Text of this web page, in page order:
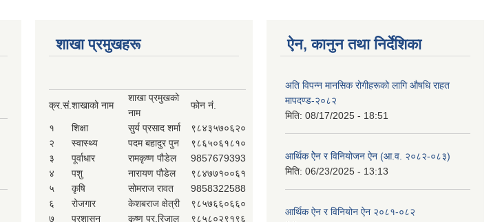
शाखा प्रमुखहरू
क्र.सं.शाखाको नाम
शाखा प्रमुखको
नाम
फोन नं.
१ शिक्षा सुर्य प्रसाद शर्मा
९८४३५७०६२०
२
स्वास्थ्य पदम बहादुर पुन
९८६५०६१८१०
३
पूर्वाधार रामकृष्ण पौडेल
9857679393
४
पशु नारायण पौडेल
९८४७७१००६१
५
कृषि सोमराज रावत
9858322588
६
रोजगार केशबराज क्षेत्री
९८५७६६०६६०
७
प्रशासन कृष्ण प्र.रिजाल ९८५८०२९१९६
ऐन, कानुन तथा निर्देशिका
अति विपन्न मानसिक रोगीहरूको लागि औषधि राहत
मापदण्ड-२०८२
मिति: 08/17/2025 - 18:51
आर्थिक ऐेन र विनियोजन ऐन (आ.व. २०८२-०८‍३)
मिति: 06/23/2025 - 13:13
आर्थिक ऐन र विनियोन ऐन २०८१-०८२